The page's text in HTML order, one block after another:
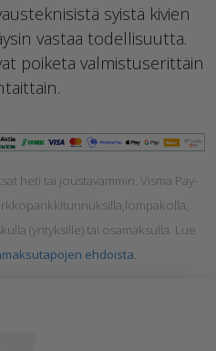
syistä kivien
vastaa todellisuutta.
poiketa valmistuserittäin
heti tai joustavammin. Visma Pay-
(yrityksille) tai osamaksulla. Lue
ehdoista.